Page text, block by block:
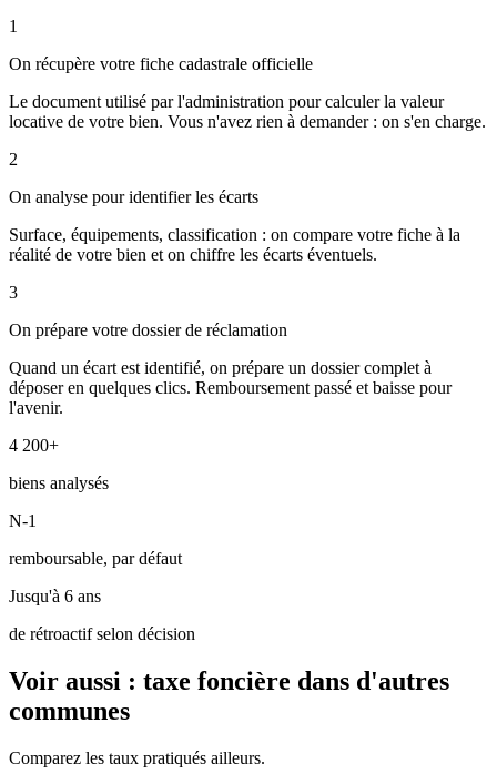
1
On récupère votre fiche cadastrale officielle
Le document utilisé par l'administration pour calculer la valeur
locative de votre bien. Vous n'avez rien à demander : on s'en charge.
2
On analyse pour identifier les écarts
Surface, équipements, classification : on compare votre fiche à la
réalité de votre bien et on chiffre les écarts éventuels.
3
On prépare votre dossier de réclamation
Quand un écart est identifié, on prépare un dossier complet à
déposer en quelques clics. Remboursement passé et baisse pour
l'avenir.
4 200+
biens analysés
N-1
remboursable, par défaut
Jusqu'à 6 ans
de rétroactif selon décision
Voir aussi : taxe foncière dans d'autres
communes
Comparez les taux pratiqués ailleurs.